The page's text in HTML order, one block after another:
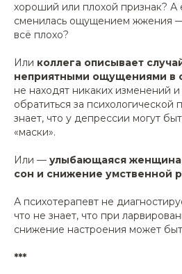
хороший или плохой признак? А
сменилась ощущением жжения
всё плохо?
Или коллега описывает
неприятными ощущениями в
не находят никаких изменений
обратиться за
знает, что у депрессии могут
«маски».
Или — улыбающаяся женщина
сон и снижение умственной
А психотерапевт не
что не знает, что при
снижение настроения может
***